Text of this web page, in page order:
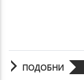
ПОДОБНИ